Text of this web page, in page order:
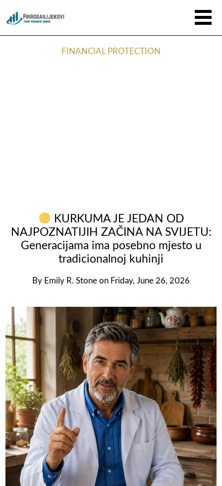
FINANCIAL PROTECTION
KURKUMA JE JEDAN OD
NAJPOZNATIJIH ZAČINA NA SVIJETU:
Generacijama ima posebno mjesto u
tradicionalnoj kuhinji
By Emily R. Stone on Friday, June 26, 2026